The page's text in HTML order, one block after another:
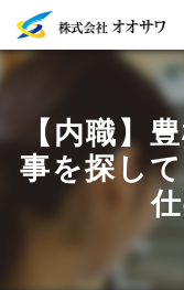
【内職】
事を探し